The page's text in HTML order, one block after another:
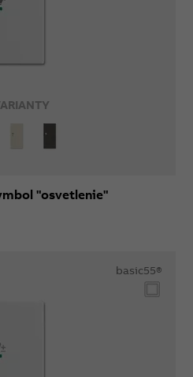
"osvetlenie"
basic55®